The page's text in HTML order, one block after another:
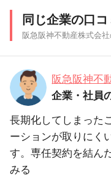
同じ企業の口
阪急阪神不動産株式会
阪急阪神不
企業・社員
長期化してしまった
ーションが取りにく
す。専任契約を結ん
みる